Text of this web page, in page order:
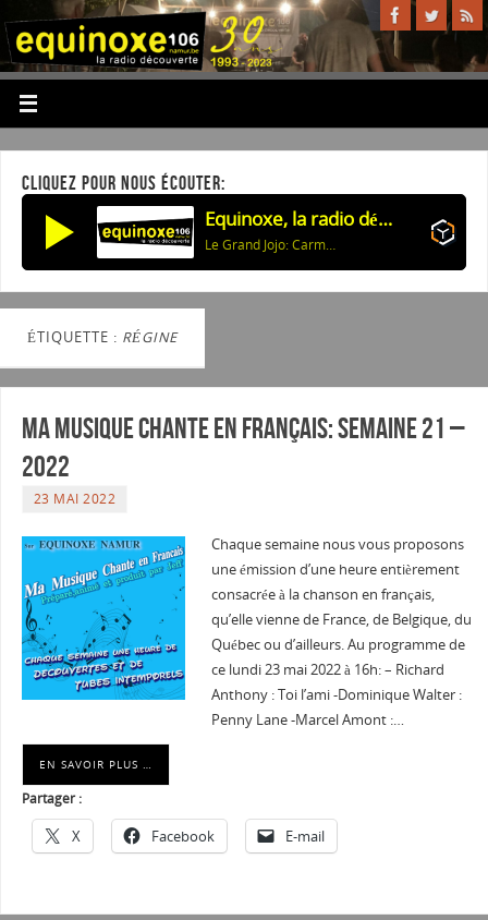
CLIQUEZ POUR NOUS ÉCOUTER:
Equinoxe, la radio découverte
Le Grand Jojo: Carmelita
ÉTIQUETTE : RÉGINE
Ma musique chante en Français: Semaine 21 –
2022
23 MAI 2022
Chaque semaine nous vous proposons
une émission d’une heure entièrement
consacrée à la chanson en français,
qu’elle vienne de France, de Belgique, du
Québec ou d’ailleurs. Au programme de
ce lundi 23 mai 2022 à 16h: – Richard
Anthony : Toi l’ami -Dominique Walter :
Penny Lane -Marcel Amont :…
EN SAVOIR PLUS …
Partager :
X Facebook E-mail